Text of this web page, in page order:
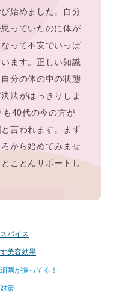
始めました。自分
っていたのに体が
って不安でいっぱ
ます。正しい知識
分の体の中の状態
法がはっきりしま
も40代の今の方が
言われます。まず
から始めてみませ
ことんサポートし
パイス
美容効果
菌が握ってる！
策